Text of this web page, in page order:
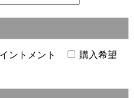
ントメント
購入希望